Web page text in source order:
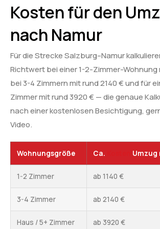
Kosten für den
nach Namur
Für die Strecke Salzburg–Namur
Richtwert bei einer 1-2-Zimmer-Wohnung
bei 3-4 Zimmern mit rund 2140 € und für
Zimmer mit rund 3920 € — die genaue
nach einer kostenlosen Besichtigung,
Video.
Wohnungsgröße Ca. Umzug
1-2 Zimmer ab 1140 €
3-4 Zimmer ab 2140 €
Haus / 5+ Zimmer ab 3920 €